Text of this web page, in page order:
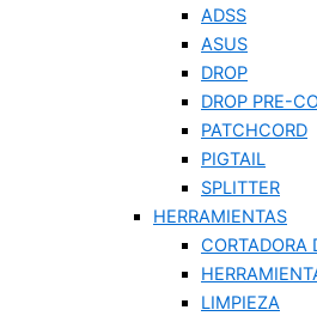
ADSS
ASUS
DROP
DROP PRE-
PATCHCORD
PIGTAIL
SPLITTER
HERRAMIENTAS
CORTADORA
LIMPIEZA